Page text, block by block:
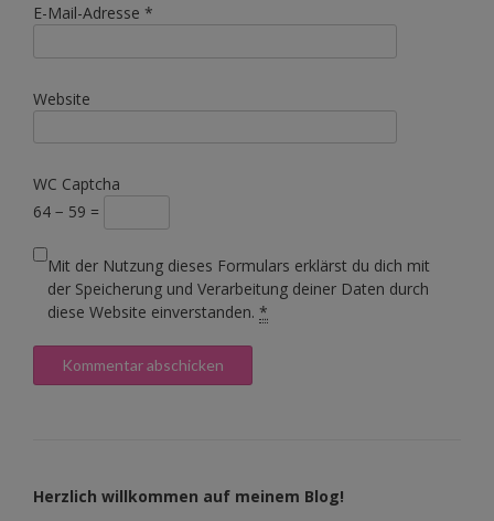
E-Mail-Adresse *
Website
WC Captcha
64 − 59 =
Mit der Nutzung dieses Formulars erklärst du dich mit
der Speicherung und Verarbeitung deiner Daten durch
diese Website einverstanden. *
Herzlich willkommen auf meinem Blog!